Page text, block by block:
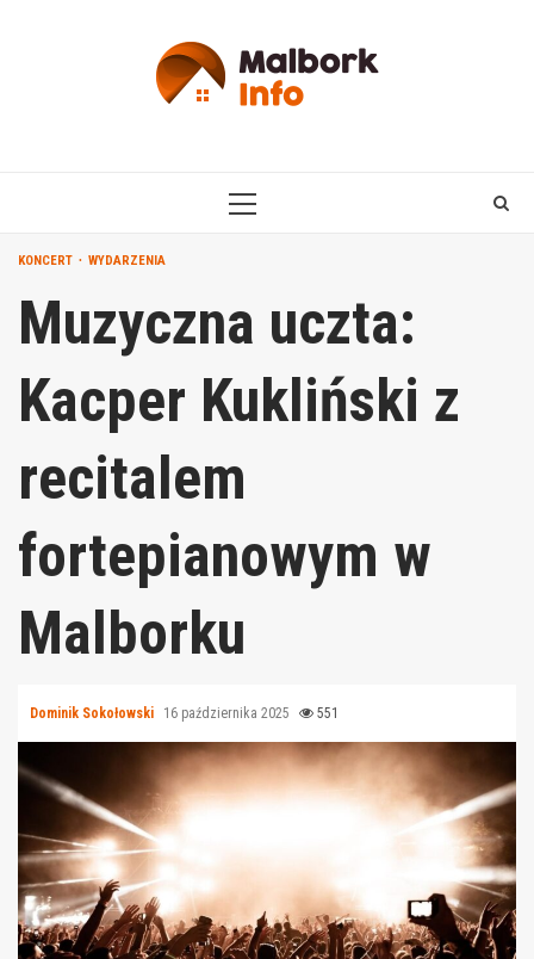
PRIMARY
KONCERT WYDARZENIA
Muzyczna uczta:
Kacper Kukliński z
recitalem
fortepianowym w
Malborku
Dominik Sokołowski 16 października 2025 551